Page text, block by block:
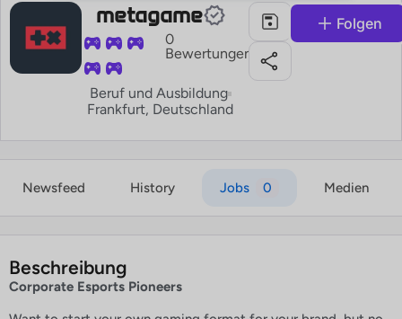
metagame
0
Bewertungen
Beruf und Ausbildung
Frankfurt, Deutschland
Folgen
Newsfeed History Jobs 0 Medien
Beschreibung
Corporate Esports Pioneers